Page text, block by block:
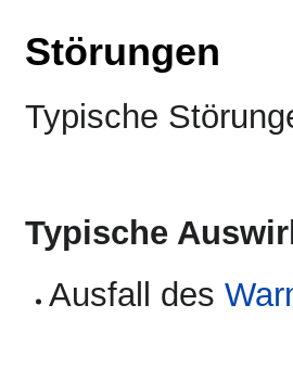
Störungen
Typische
Typische
Ausfall des